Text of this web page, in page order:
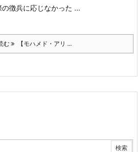
徴兵に応じなかった ...
む 【モハメド・アリ ...